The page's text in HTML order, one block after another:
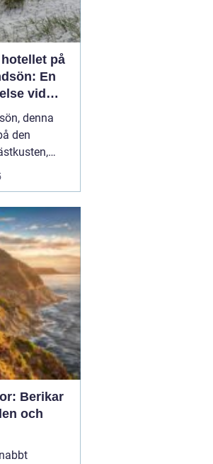
på
En
vid
denna
den
från när
med sin rika
När man
besök hit,
av...
Berikar
och